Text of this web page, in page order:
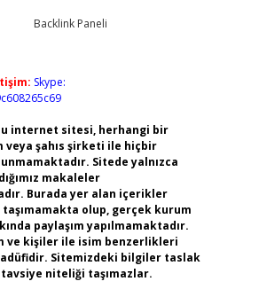
Skype:
internet sitesi, herhangi bir
veya şahıs şirketi ile hiçbir
Sitede yalnızca
makaleler
Burada yer alan içerikler
olup, gerçek kurum
paylaşım yapılmamaktadır.
ve kişiler ile isim benzerlikleri
Sitemizdeki bilgiler taslak
niteliği taşımazlar.